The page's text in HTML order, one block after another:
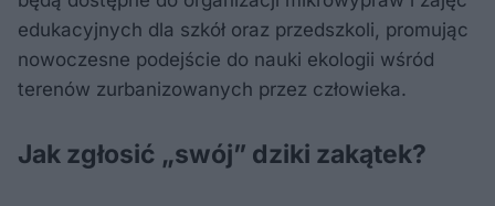
edukacyjnych dla szkół oraz przedszkoli, promując
nowoczesne podejście do nauki ekologii wśród
terenów zurbanizowanych przez człowieka.
Jak zgłosić „swój” dziki zakątek?